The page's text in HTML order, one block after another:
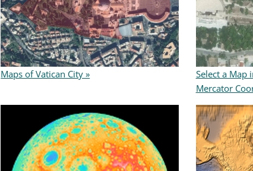
Maps of Vatican City »
Select a Map
Mercator